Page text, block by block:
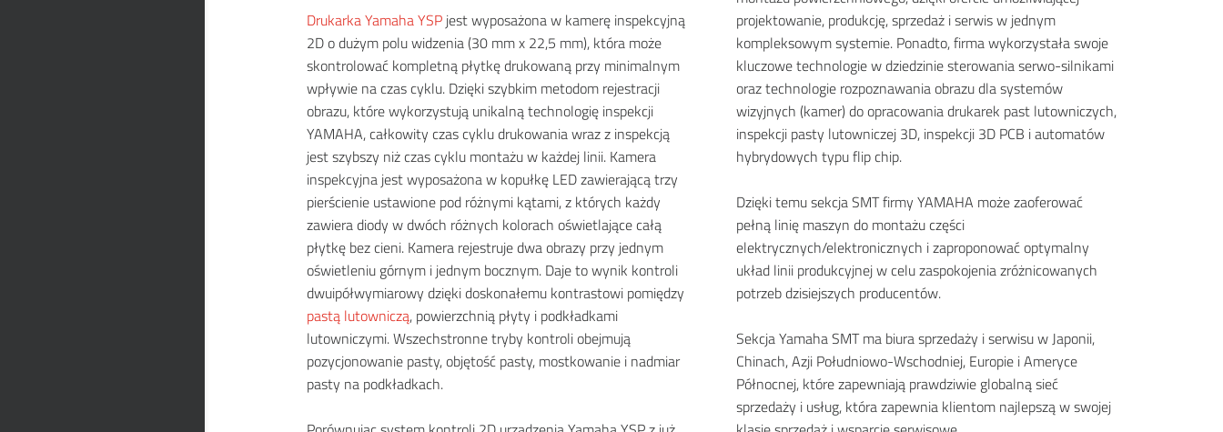
Drukarka Yamaha YSPjest wyposażona w kamerę inspekcyjną
2D o dużym polu widzenia (30 mm x 22,5 mm), która może
skontrolować kompletną płytkę drukowaną przy minimalnym
wpływie na czas cyklu. Dzięki szybkim metodom rejestracji
obrazu, które wykorzystują unikalną technologię inspekcji
YAMAHA, całkowity czas cyklu drukowania wraz z inspekcją
jest szybszy niż czas cyklu montażu w każdej linii. Kamera
inspekcyjna jest wyposażona w kopułkę LED zawierającą trzy
pierścienie ustawione pod różnymi kątami, z których każdy
zawiera diody w dwóch różnych kolorach oświetlające całą
płytkę bez cieni. Kamera rejestruje dwa obrazy przy jednym
oświetleniu górnym i jednym bocznym. Daje to wynik kontroli
dwuipółwymiarowy dzięki doskonałemu kontrastowi pomiędzy
pastą lutowniczą, powierzchnią płyty i podkładkami
lutowniczymi. Wszechstronne tryby kontroli obejmują
pozycjonowanie pasty, objętość pasty, mostkowanie i nadmiar
pasty na podkładkach.
projektowanie, produkcję, sprzedaż i serwis w jednym
kompleksowym systemie. Ponadto, firma wykorzystała swoje
kluczowe technologie w dziedzinie sterowania serwo-silnikami
oraz technologie rozpoznawania obrazu dla systemów
wizyjnych (kamer) do opracowania drukarek past lutowniczych,
inspekcji pasty lutowniczej 3D, inspekcji 3D PCB i automatów
hybrydowych typu flip chip.
Dzięki temu sekcja SMT firmy YAMAHA może zaoferować
pełną linię maszyn do montażu części
elektrycznych/elektronicznych i zaproponować optymalny
układ linii produkcyjnej w celu zaspokojenia zróżnicowanych
potrzeb dzisiejszych producentów.
Sekcja Yamaha SMT ma biura sprzedaży i serwisu w Japonii,
Chinach, Azji Południowo-Wschodniej, Europie i Ameryce
Północnej, które zapewniają prawdziwie globalną sieć
sprzedaży i usług, która zapewnia klientom najlepszą w swojej